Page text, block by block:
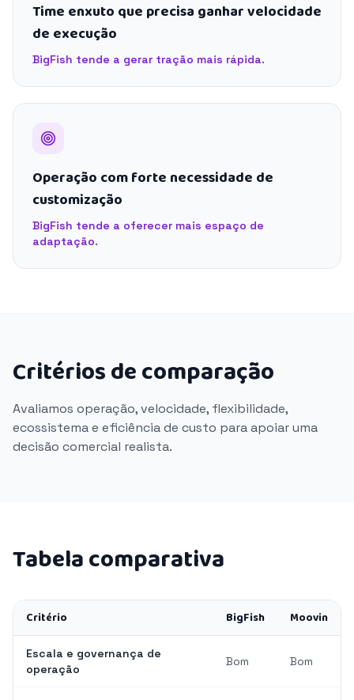
Time enxuto que precisa ganhar velocidade
de execução
BigFish tende a gerar tração mais rápida.
Operação com forte necessidade de
customização
BigFish tende a oferecer mais espaço de
adaptação.
Critérios de comparação
Avaliamos operação, velocidade, flexibilidade,
ecossistema e eficiência de custo para apoiar uma
decisão comercial realista.
Tabela comparativa
Critério BigFish Moovin
Escala e governança de
operação
Bom Bom